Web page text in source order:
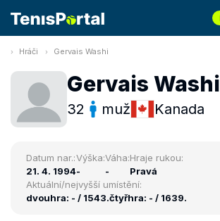
Hráči Gervais Washi
Gervais Washi
32 muž Kanada
Datum nar.:
21. 4. 1994
Výška:
-
Váha:
-
Hraje rukou:
Pravá
Aktuální/nejvyšší umístění:
dvouhra: - / 1543.čtyřhra: - / 1639.